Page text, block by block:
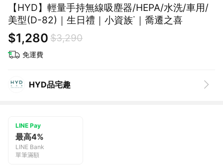
【HYD】輕量手持無線吸塵器/HEPA/水洗/車用/
美型(D-82)｜生日禮｜小資族˙｜喬遷之喜
$1,280 $3,290
免運費
HYD品宅趣
LINE Pay
最高4%
LINE Bank
單筆滿額